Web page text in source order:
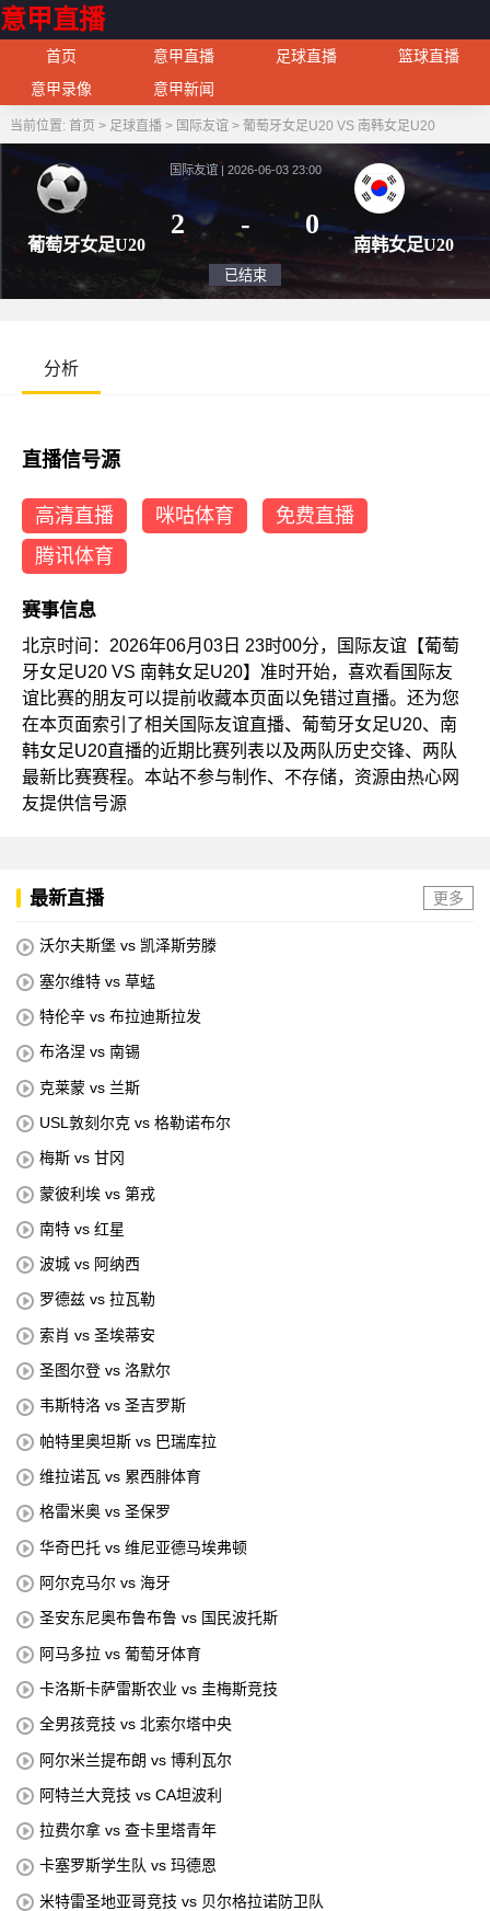
意甲直播
首页 意甲直播 足球直播
篮球直播
意甲录像
意甲新闻
当前位置: 首页 > 足球直播> 国际友谊 > 葡萄牙女足U20 VS 南韩女足U20
葡萄牙女足U20
国际友谊 | 2026-06-03 23:00
2
南韩
分析
直播信号源
高清直播 咪咕体育
免费直播
腾讯体育
赛事信息
北京时间：2026年06月03日 23时00分，国际友谊【葡萄
牙女足U20 VS 南韩女足U20】准时开始，喜欢看国际友
谊比赛的朋友可以提前收藏本页面以免错过直播。还为您
在本页面索引了相关国际友谊直播、葡萄牙女足U20、南
韩女足U20直播的近期比赛列表以及两队历史交锋、两队
最新比赛赛程。本站不参与制作、不存储，资源由热心网
友提供信号源
最新直播 更多
沃尔夫斯堡 vs 凯泽斯劳滕
塞尔维特 vs 草蜢
特伦辛 vs 布拉迪斯拉发
布洛涅 vs 南锡
克莱蒙 vs 兰斯
USL敦刻尔克 vs 格勒诺布尔
梅斯 vs 甘冈
蒙彼利埃 vs 第戎
南特 vs 红星
波城 vs 阿纳西
罗德兹 vs 拉瓦勒
索肖 vs 圣埃蒂安
圣图尔登 vs 洛默尔
韦斯特洛 vs 圣吉罗斯
帕特里奥坦斯 vs 巴瑞库拉
维拉诺瓦 vs 累西腓体育
格雷米奥 vs 圣保罗
华奇巴托 vs 维尼亚德马埃弗顿
阿尔克马尔 vs 海牙
圣安东尼奥布鲁布鲁 vs 国民波托斯
阿马多拉 vs 葡萄牙体育
卡洛斯卡萨雷斯农业 vs 圭梅斯竞技
全男孩竞技 vs 北索尔塔中央
阿尔米兰提布朗 vs 博利瓦尔
阿特兰大竞技 vs CA坦波利
拉费尔拿 vs 查卡里塔青年
卡塞罗斯学生队 vs 玛德恩
米特雷圣地亚哥竞技 vs 贝尔格拉诺防卫队